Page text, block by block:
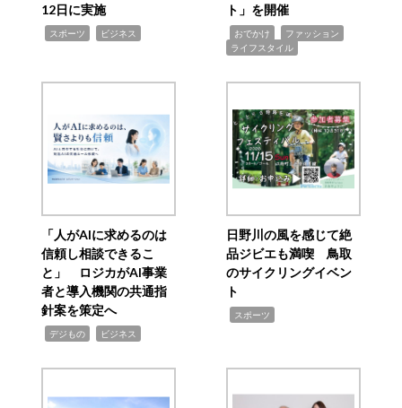
12日に実施
スポーツ ビジネス
ト」を開催
おでかけ ファッション
ライフスタイル
「人がAIに求めるのは
信頼し相談できるこ
と」 ロジカがAI事業
者と導入機関の共通指
針案を策定へ
デジもの ビジネス
日野川の風を感じて絶
品ジビエも満喫 鳥取
のサイクリングイベン
ト
スポーツ